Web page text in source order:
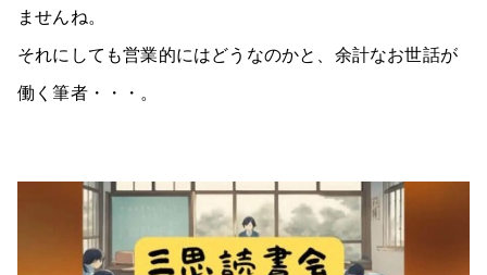
ませんね。
それにしても営業的にはどうなのかと、余計なお世話が
働く筆者・・・。